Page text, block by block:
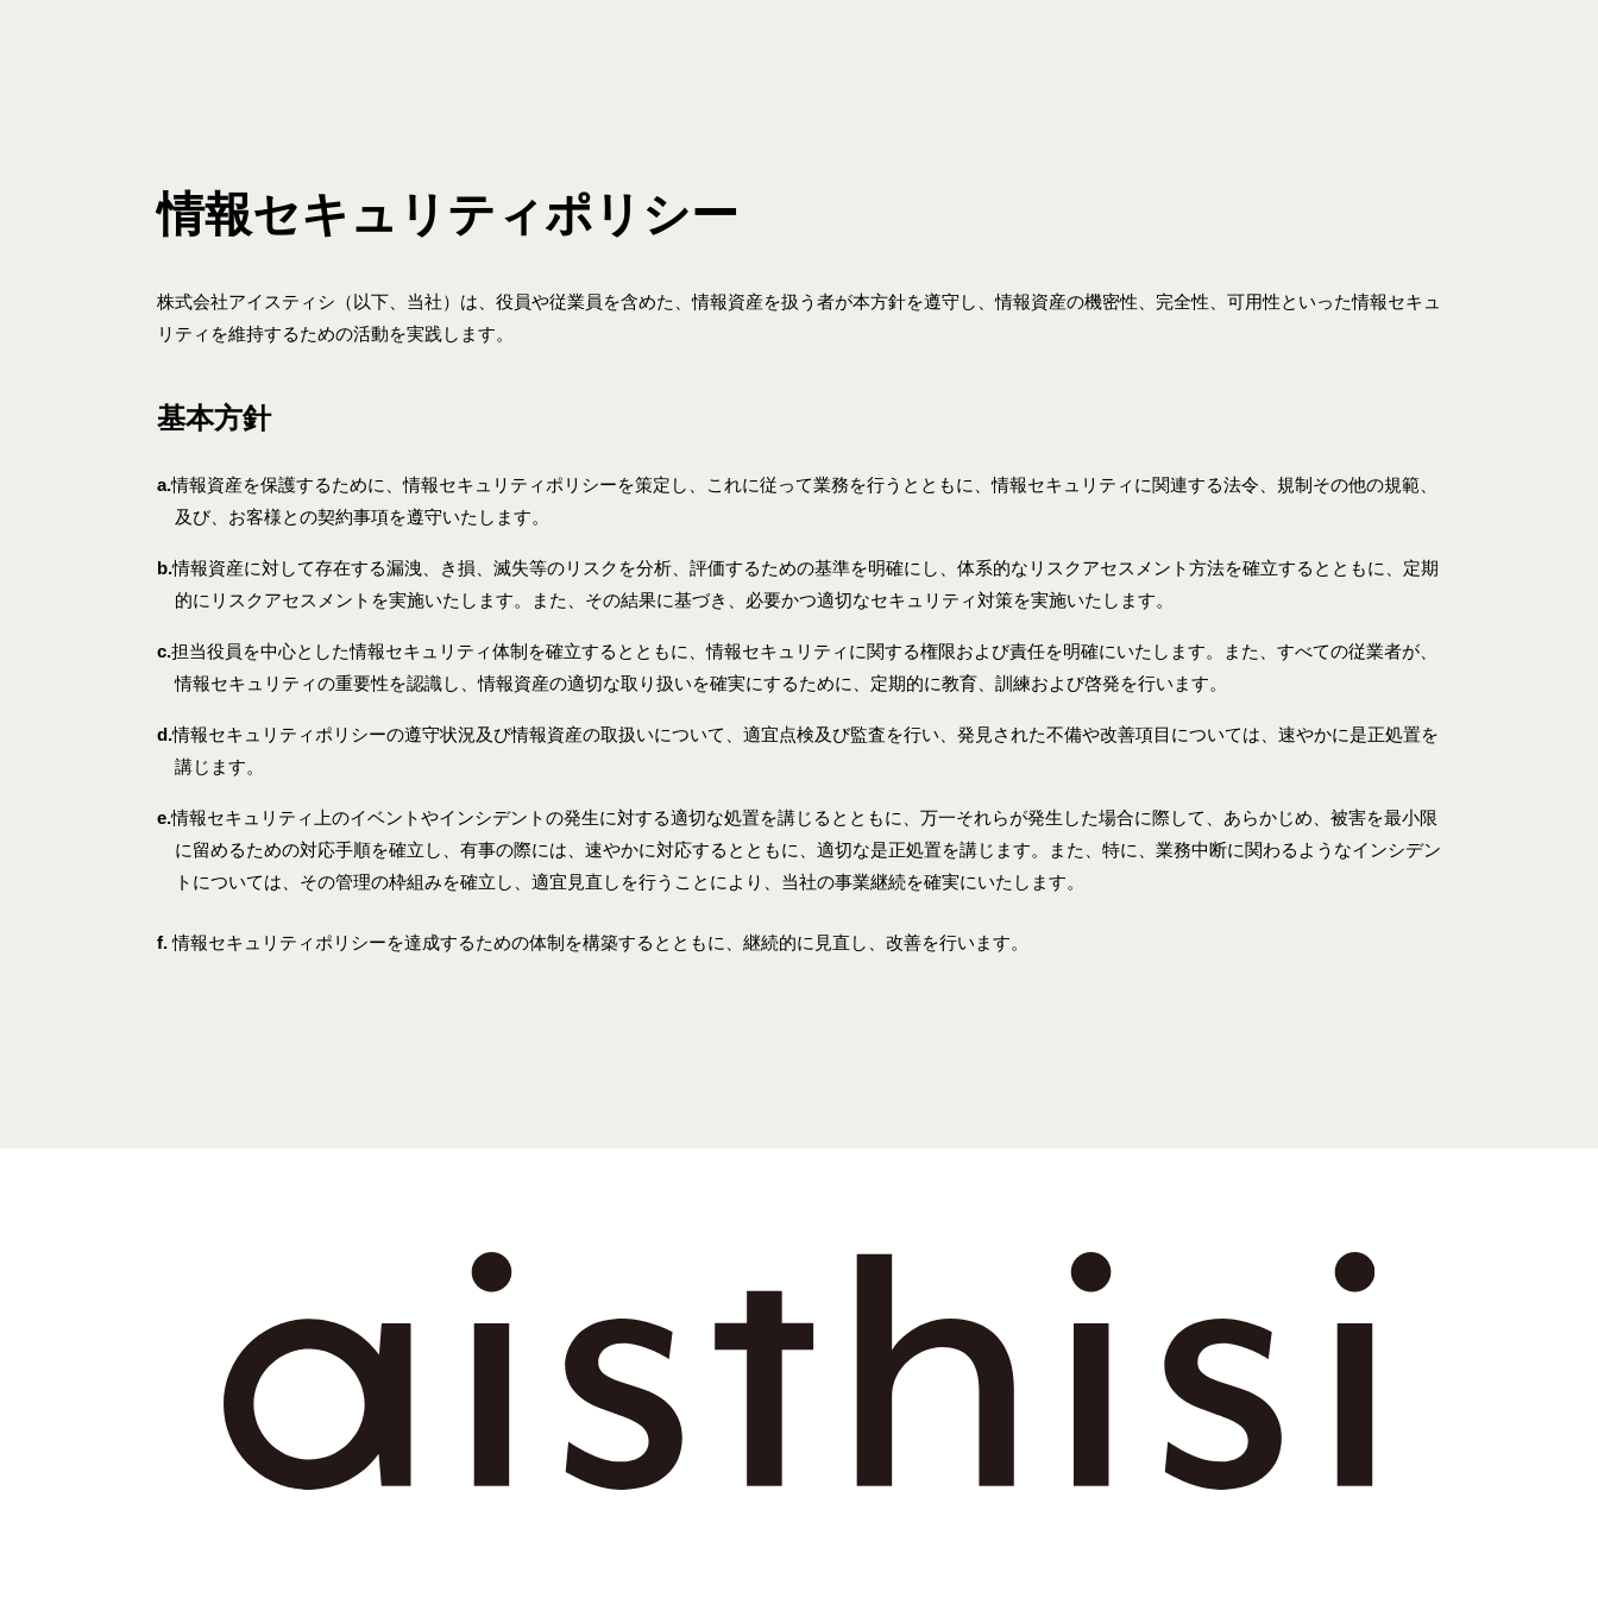
情報セキュリティポリシー
株式会社アイスティシ（以下、当社）は、役員や従業員を含めた、情報資産を扱う者が本方針を遵守し、情報資産の機密性、完全性、可用性といった情報セキュ
リティを維持するための活動を実践します。
基本方針
a.情報資産を保護するために、情報セキュリティポリシーを策定し、これに従って業務を行うとともに、情報セキュリティに関連する法令、規制その他の規範、
及び、お客様との契約事項を遵守いたします。
b.情報資産に対して存在する漏洩、き損、滅失等のリスクを分析、評価するための基準を明確にし、体系的なリスクアセスメント方法を確立するとともに、定期
的にリスクアセスメントを実施いたします。また、その結果に基づき、必要かつ適切なセキュリティ対策を実施いたします。
c.担当役員を中心とした情報セキュリティ体制を確立するとともに、情報セキュリティに関する権限および責任を明確にいたします。また、すべての従業者が、
情報セキュリティの重要性を認識し、情報資産の適切な取り扱いを確実にするために、定期的に教育、訓練および啓発を行います。
d.情報セキュリティポリシーの遵守状況及び情報資産の取扱いについて、適宜点検及び監査を行い、発見された不備や改善項目については、速やかに是正処置を
講じます。
e.情報セキュリティ上のイベントやインシデントの発生に対する適切な処置を講じるとともに、万一それらが発生した場合に際して、あらかじめ、被害を最小限
に留めるための対応手順を確立し、有事の際には、速やかに対応するとともに、適切な是正処置を講じます。また、特に、業務中断に関わるようなインシデン
トについては、その管理の枠組みを確立し、適宜見直しを行うことにより、当社の事業継続を確実にいたします。
f.情報セキュリティポリシーを達成するための体制を構築するとともに、継続的に見直し、改善を行います。